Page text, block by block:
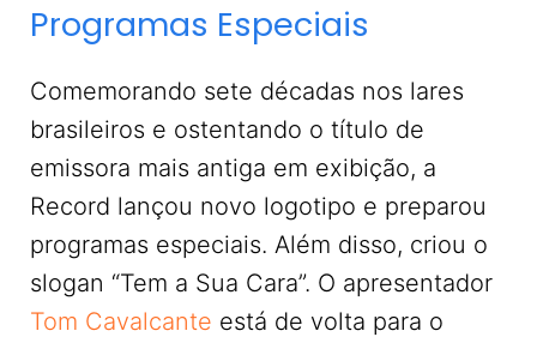
Programas Especiais
Comemorando sete décadas nos lares
brasileiros e ostentando o título de
emissora mais antiga em exibição, a
Record lançou novo logotipo e preparou
programas especiais. Além disso, criou o
slogan “Tem a Sua Cara”. O apresentador
Tom Cavalcante está de volta para o